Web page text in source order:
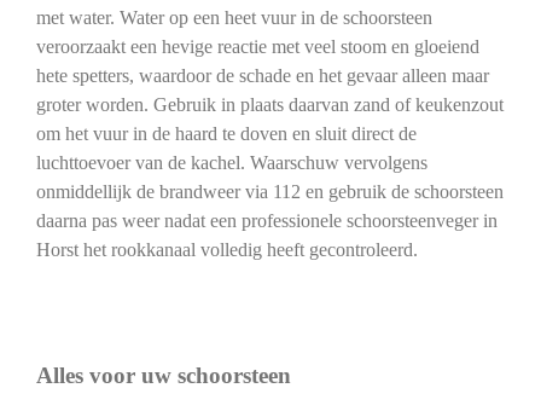
met water. Water op een heet vuur in de schoorsteen
veroorzaakt een hevige reactie met veel stoom en gloeiend
hete spetters, waardoor de schade en het gevaar alleen maar
groter worden. Gebruik in plaats daarvan zand of keukenzout
om het vuur in de haard te doven en sluit direct de
luchttoevoer van de kachel. Waarschuw vervolgens
onmiddellijk de brandweer via 112 en gebruik de schoorsteen
daarna pas weer nadat een professionele schoorsteenveger in
Horst het rookkanaal volledig heeft gecontroleerd.
Alles voor uw schoorsteen